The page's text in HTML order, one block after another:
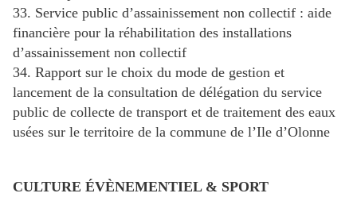
33. Service public d’assainissement non collectif : aide
financière pour la réhabilitation des installations
d’assainissement non collectif
34. Rapport sur le choix du mode de gestion et
lancement de la consultation de délégation du service
public de collecte de transport et de traitement des eaux
usées sur le territoire de la commune de l’Ile d’Olonne
CULTURE ÉVÈNEMENTIEL & SPORT